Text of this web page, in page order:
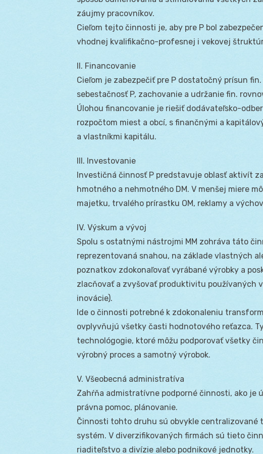
záujmy pracovníkov.
Cieľom tejto činnosti je, aby pre P bol
vhodnej kvalifikačno-profesnej i vekovej
II. Financovanie
Cieľom je zabezpečiť pre P dostatočný prísun
sebestačnosť P, zachovanie a udržanie fin.
Úlohou financovanie je riešiť dodávateľsko-
rozpočtom miest a obcí, s finančnými a
a vlastníkmi kapitálu.
III. Investovanie
Investičná činnosť P predstavuje oblasť aktivít
hmotného a nehmotného DM. V menšej miere
majetku, trvalého prírastku OM, reklamy a
IV. Výskum a vývoj
Spolu s ostatnými nástrojmi MM zohráva táto
reprezentovaná snahou, na základe vlastných
poznatkov zdokonaľovať vyrábané výrobky a
zlacňovať a zvyšovať produktivitu používaných
inovácie).
Ide o činnosti potrebné k zdokonaleniu
ovplyvňujú všetky časti hodnotového reťazca.
technológogie, ktoré môžu podporovať všetky
výrobný proces a samotný výrobok.
V. Všeobecná administratíva
Zahŕňa admistratívne podporné činnosti, ako je
právna pomoc, plánovanie.
Činnosti tohto druhu sú obvykle centralizované
systém. V diverzifikovaných firmách sú tieto
riaditeľstvo a divízie alebo podnikové jednotky.